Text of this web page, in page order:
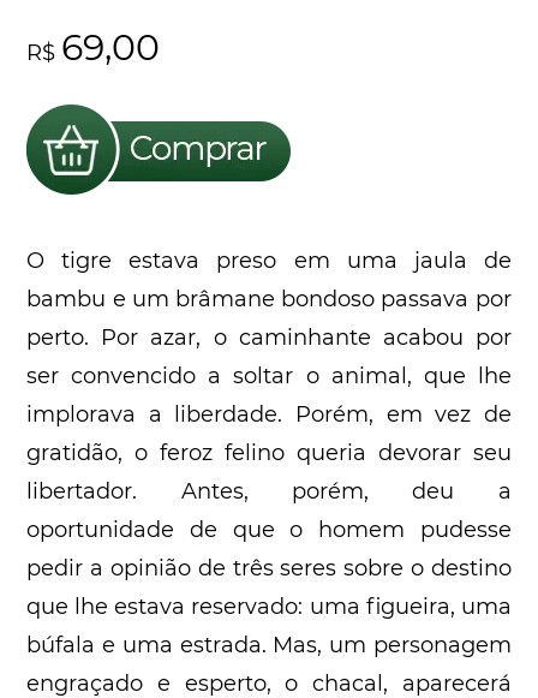
R$ 69,00
O tigre estava preso em uma jaula de
bambu e um brâmane bondoso passava por
perto. Por azar, o caminhante acabou por
ser convencido a soltar o animal, que lhe
implorava a liberdade. Porém, em vez de
gratidão, o feroz felino queria devorar seu
libertador. Antes, porém, deu a
oportunidade de que o homem pudesse
pedir a opinião de três seres sobre o destino
que lhe estava reservado: uma figueira, uma
búfala e uma estrada. Mas, um personagem
engraçado e esperto, o chacal, aparecerá